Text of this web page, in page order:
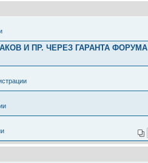
И ПР. ЧЕРЕЗ ГАРАНТА ФОРУМА